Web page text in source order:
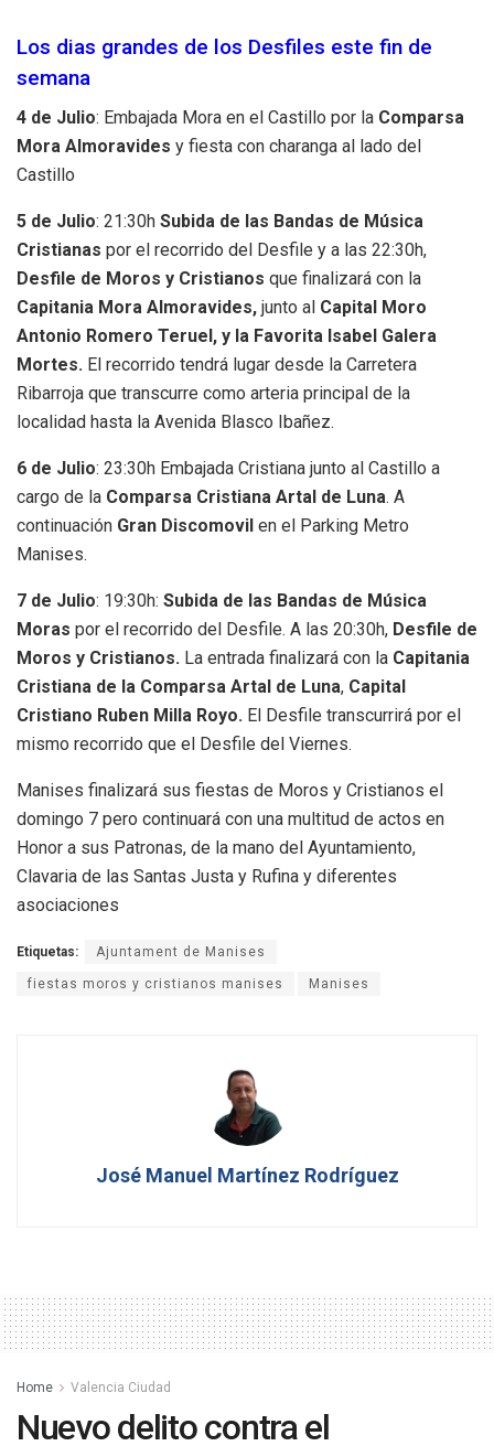
Los dias grandes de los Desfiles este fin de
semana
4 de Julio: Embajada Mora en el Castillo por la Comparsa
Mora Almoravides y fiesta con charanga al lado del
Castillo
5 de Julio: 21:30h Subida de las Bandas de Música
Cristianas por el recorrido del Desfile y a las 22:30h,
Desfile de Moros y Cristianos que finalizará con la
Capitania Mora Almoravides, junto al Capital Moro
Antonio Romero Teruel, y la Favorita Isabel Galera
Mortes. El recorrido tendrá lugar desde la Carretera
Ribarroja que transcurre como arteria principal de la
localidad hasta la Avenida Blasco Ibañez.
6 de Julio: 23:30h Embajada Cristiana junto al Castillo a
cargo de la Comparsa Cristiana Artal de Luna. A
continuación Gran Discomovil en el Parking Metro
Manises.
7 de Julio: 19:30h: Subida de las Bandas de Música
Moras por el recorrido del Desfile. A las 20:30h, Desfile de
Moros y Cristianos. La entrada finalizará con la Capitania
Cristiana de la Comparsa Artal de Luna, Capital
Cristiano Ruben Milla Royo. El Desfile transcurrirá por el
mismo recorrido que el Desfile del Viernes.
Manises finalizará sus fiestas de Moros y Cristianos el
domingo 7 pero continuará con una multitud de actos en
Honor a sus Patronas, de la mano del Ayuntamiento,
Clavaria de las Santas Justa y Rufina y diferentes
asociaciones
Etiquetas: Ajuntament de Manises
fiestas moros y cristianos manises Manises
José Manuel Martínez Rodríguez
Home Valencia Ciudad
Nuevo delito contra el